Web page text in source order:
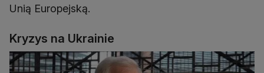
Unią Europejską.
Kryzys na Ukrainie